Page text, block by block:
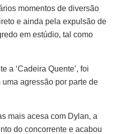
momentos de diversão
e ainda pela expulsão de
em estúdio, tal como
a ‘Cadeira Quente’, foi
agressão por parte de
mais acesa com Dylan, a
do concorrente e acabou